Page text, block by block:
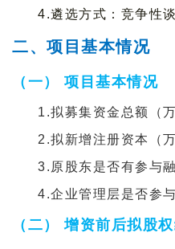
4.遴选方式：竞争性
二、项目基本情况
（一） 项目基本情况
1.拟募集资金总额（万
2.拟新增注册资本（万
3.原股东是否有参与
4.企业管理层是否参
（二） 增资前后拟股